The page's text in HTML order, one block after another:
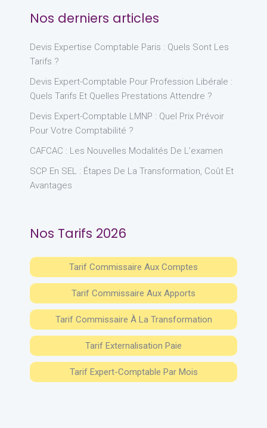
Nos derniers articles
Devis Expertise Comptable Paris : Quels Sont Les
Tarifs ?
Devis Expert-Comptable Pour Profession Libérale :
Quels Tarifs Et Quelles Prestations Attendre ?
Devis Expert-Comptable LMNP : Quel Prix Prévoir
Pour Votre Comptabilité ?
CAFCAC : Les Nouvelles Modalités De L’examen
SCP En SEL : Étapes De La Transformation, Coût Et
Avantages
Nos Tarifs 2026
Tarif Commissaire Aux Comptes
Tarif Commissaire Aux Apports
Tarif Commissaire À La Transformation
Tarif Externalisation Paie
Tarif Expert-Comptable Par Mois